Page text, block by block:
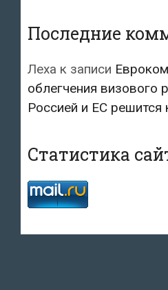
Последние
Леха к записи
облегчения
Россией и ЕС решится
Статистика